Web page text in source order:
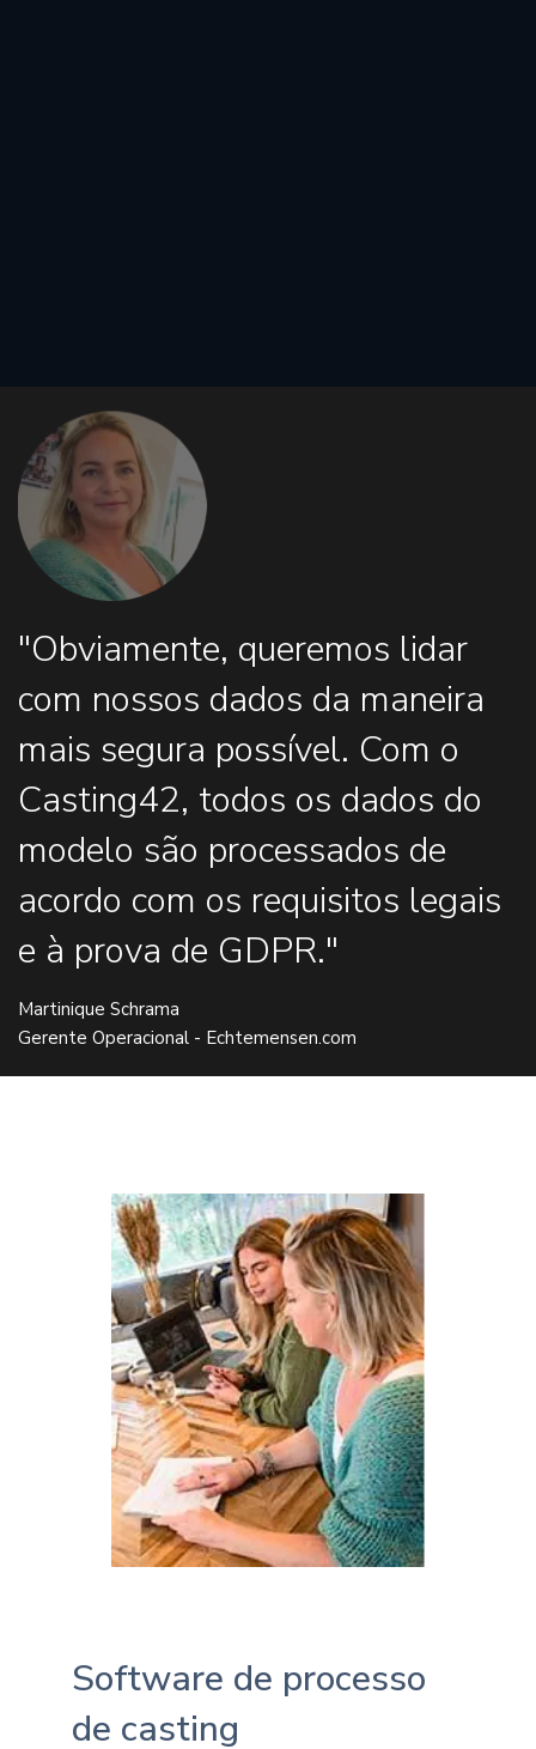
"Obviamente, queremos lidar
com nossos dados da maneira
mais segura possível. Com o
Casting42, todos os dados do
modelo são processados de
acordo com os requisitos legais
e à prova de GDPR."
Martinique Schrama
Gerente Operacional - Echtemensen.com
Software de processo
de casting